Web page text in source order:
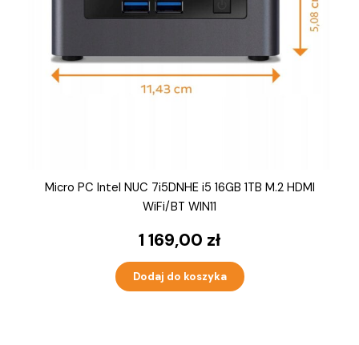
Micro PC Intel NUC 7i5DNHE i5 16GB 1TB M.2 HDMI
WiFi/BT WIN11
1 169,00 zł
Dodaj do koszyka